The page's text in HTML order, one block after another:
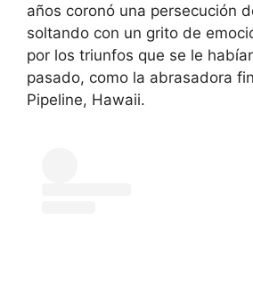
años coronó una persecución
soltando con un grito de
por los triunfos que se le
pasado, como la abrasadora
Pipeline, Hawaii.